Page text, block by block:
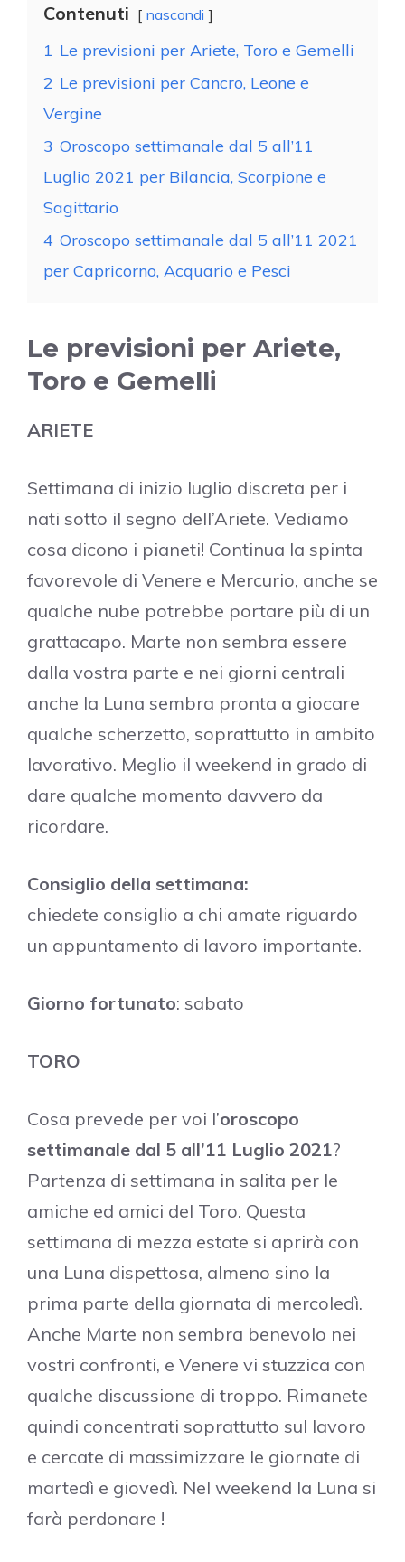
Contenuti nascondi
1 Le previsioni per Ariete, Toro e Gemelli
2 Le previsioni per Cancro, Leone e
Vergine
3 Oroscopo settimanale dal 5 all’11
Luglio 2021 per Bilancia, Scorpione e
Sagittario
4 Oroscopo settimanale dal 5 all’11 2021
per Capricorno, Acquario e Pesci
Le previsioni per Ariete,
Toro e Gemelli
ARIETE
Settimana di inizio luglio discreta per i
nati sotto il segno dell’Ariete. Vediamo
cosa dicono i pianeti! Continua la spinta
favorevole di Venere e Mercurio, anche se
qualche nube potrebbe portare più di un
grattacapo. Marte non sembra essere
dalla vostra parte e nei giorni centrali
anche la Luna sembra pronta a giocare
qualche scherzetto, soprattutto in ambito
lavorativo. Meglio il weekend in grado di
dare qualche momento davvero da
ricordare.
Consiglio della settimana:
chiedete consiglio a chi amate riguardo
un appuntamento di lavoro importante.
Giorno fortunato: sabato
TORO
Cosa prevede per voi l’oroscopo
settimanale dal 5 all’11 Luglio 2021?
Partenza di settimana in salita per le
amiche ed amici del Toro. Questa
settimana di mezza estate si aprirà con
una Luna dispettosa, almeno sino la
prima parte della giornata di mercoledì.
Anche Marte non sembra benevolo nei
vostri confronti, e Venere vi stuzzica con
qualche discussione di troppo. Rimanete
quindi concentrati soprattutto sul lavoro
e cercate di massimizzare le giornate di
martedì e giovedì. Nel weekend la Luna si
farà perdonare !